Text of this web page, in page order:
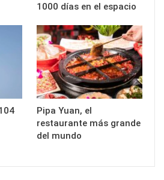
1000 días en el espacio
Pipa Yuan, el
restaurante más grande
del mundo